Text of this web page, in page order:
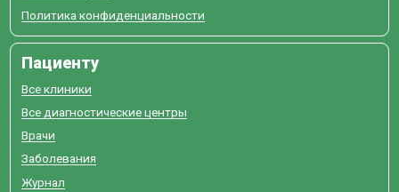
Политика конфиденциальности
Пациенту
Все клиники
Все диагностические центры
Врачи
Заболевания
Журнал